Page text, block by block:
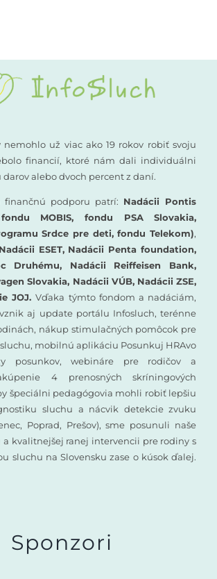
nemohlo už viac ako 19 rokov robiť svoju
financií, ktoré nám dali individuálni
alebo dvoch percent z daní.
finančnú podporu patrí: Nadácii Pontis
MOBIS, fondu PSA Slovakia,
Srdce pre deti, fondu Telekom),
ESET, Nadácii Penta foundation,
Druhému, Nadácii Reiffeisen Bank,
Slovakia, Nadácii VÚB, Nadácii ZSE,
JOJ.Vďaka týmto fondom a nadáciám,
aj update portálu Infosluch, terénne
nákup stimulačných pomôcok pre
mobilnú aplikáciu Posunkuj HRAvo
posunkov, webináre pre rodičov a
4 prenosných skríningových
špeciálni pedagógovia mohli robiť lepšiu
sluchu a nácvik detekcie zvuku
Poprad, Prešov), sme posunuli naše
a kvalitnejšej ranej intervencii pre rodiny s
sluchu na Slovensku zase o kúsok ďalej.
Sponzori